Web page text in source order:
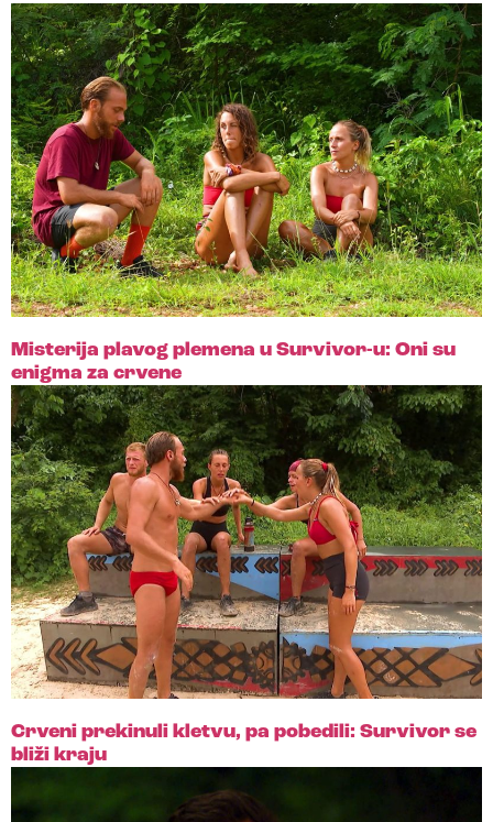
Misterija plavog plemena u Survivor-u: Oni su
enigma za crvene
Crveni prekinuli kletvu, pa pobedili: Survivor se
bliži kraju